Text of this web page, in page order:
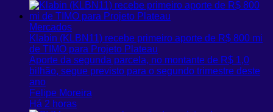
Mercados
Klabin (KLBN11) recebe primeiro aporte de R$ 800 mi
de TIMO para Projeto Plateau
Aporte da segunda parcela, no montante de R$ 1,0
bilhão, segue previsto para o segundo trimestre deste
ano
Felipe Moreira
Há 2 horas